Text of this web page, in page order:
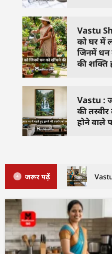
Vastu
को घर में
जिनमें
की शक्ति
Vastu :
की
होने वाले
जरूर पढ़ें